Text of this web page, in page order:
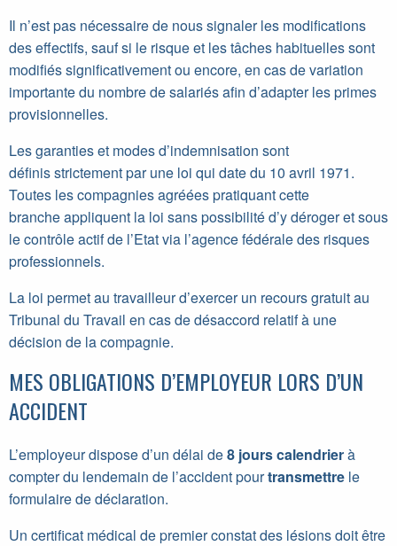
Il n’est pas nécessaire de nous signaler les modifications
des effectifs, sauf si le risque et les tâches habituelles sont
modifiés significativement ou encore, en cas de variation
importante du nombre de salariés afin d’adapter les primes
provisionnelles.
Les garanties et modes d’indemnisation sont
définis strictement par une loi qui date du 10 avril 1971.
Toutes les compagnies agréées pratiquant cette
branche appliquent la loi sans possibilité d’y déroger et sous
le contrôle actif de l’Etat via l’agence fédérale des risques
professionnels.
La loi permet au travailleur d’exercer un recours gratuit au
Tribunal du Travail en cas de désaccord relatif à une
décision de la compagnie.
MES OBLIGATIONS D’EMPLOYEUR LORS D’UN
ACCIDENT
L’employeur dispose d’un délai de8 jours calendrierà
compter du lendemain de l’accident pourtransmettre le
formulaire de déclaration.
Un certificat médical de premier constat des lésions doit être